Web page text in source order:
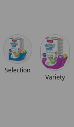
Selection
Variety